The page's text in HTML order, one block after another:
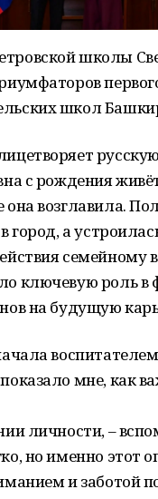
школы
школ
с рождения
возглавила.
город, а
семейному
ключевую роль
на будущую
мне, как
личности, –
но именно этот
и заботой